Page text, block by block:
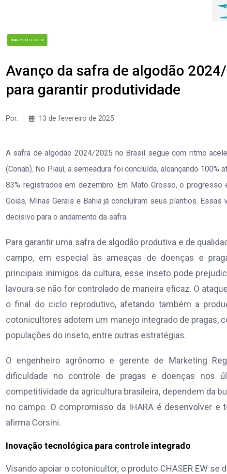
#AGRONEGÓCIO
Avanço da safra de algodão
para garantir produtividade
Por: 13 de fevereiro de 2025
A safra de algodão 2024/2025 no Brasil segue com ritmo
(Conab). No Piauí, a semeadura foi concluída, alcançando
83% registrados em dezembro. Em Mato Grosso, o
Goiás, Minas Gerais e Bahia já concluíram seus plantios.
decisivo para o andamento da safra.
Para garantir uma safra de algodão produtiva e de
campo, em especial às ameaças de doenças e
principais inimigos da cultura, esse inseto pode
lavoura se não for controlado de maneira eficaz. O
o final do ciclo reprodutivo, afetando também a
cotonicultores adotem um manejo integrado de pragas,
populações do inseto, entre outras estratégias.
O engenheiro agrônomo e gerente de Marketing
dificuldade no controle de pragas e doenças nos
competitividade da agricultura brasileira, dependem da
no campo. O compromisso da IHARA é desenvolver
afirma Corsini.
Inovação tecnológica para controle integrado
Visando apoiar o cotonicultor, o produto CHASER EW